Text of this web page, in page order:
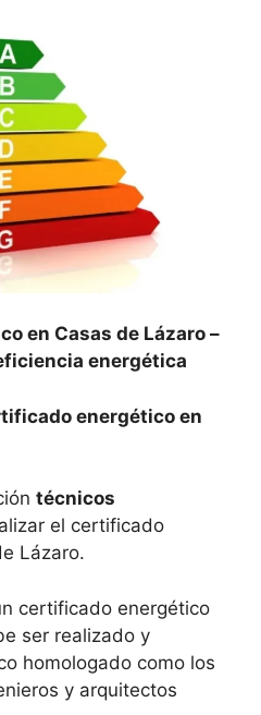
en Casas de Lázaro –
energética
energético en
técnicos
el certificado
Lázaro.
certificado energético
ser realizado y
homologado como los
y arquitectos